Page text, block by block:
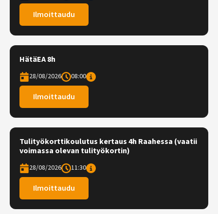
Ilmoittaudu
HätäEA 8h
28/08/2026 08:00
Ilmoittaudu
Tulityökorttikoulutus kertaus 4h Raahessa (vaatii
voimassa olevan tulityökortin)
28/08/2026 11:30
Ilmoittaudu